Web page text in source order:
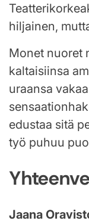
hiljainen,
Monet nuoret
kaltaisiinsa
uraansa
edustaa sitä
työ puhuu
Jaana